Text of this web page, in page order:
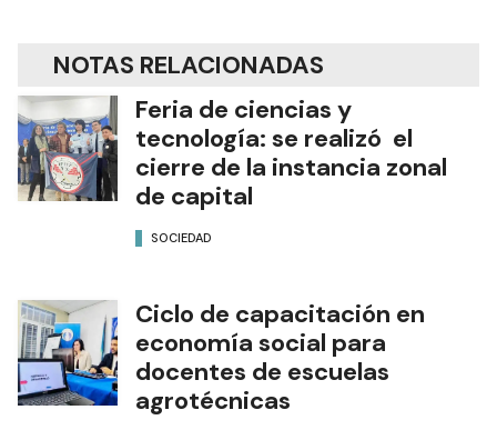
NOTAS RELACIONADAS
Feria de ciencias y
tecnología: se realizó el
cierre de la instancia zonal
de capital
SOCIEDAD
Ciclo de capacitación en
economía social para
docentes de escuelas
agrotécnicas